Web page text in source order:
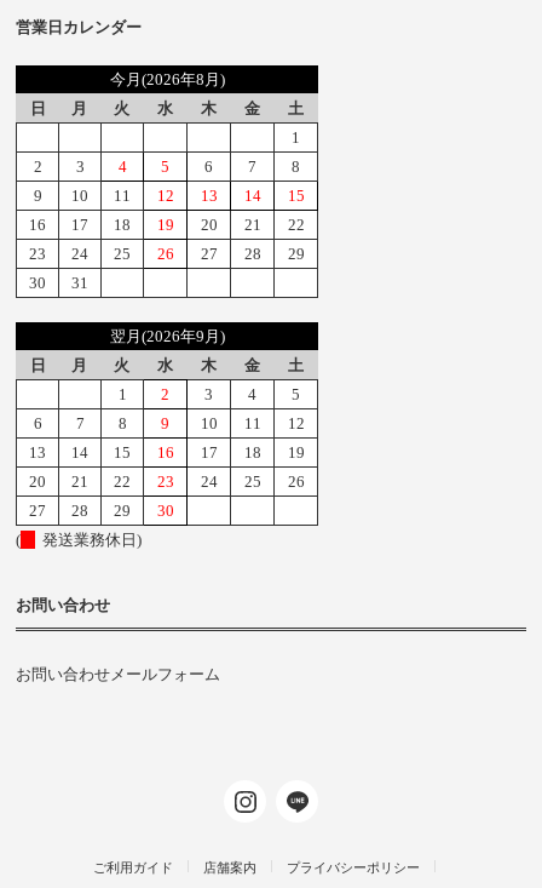
営業日カレンダー
今月(2026年8月)
日
月 火 水 木 金
土
1
2
3 4 5 6 7
8
9
10 11 12 13 14
15
16
17 18 19 20 21
22
23
24 25 26 27 28
29
30
31
翌月(2026年9月)
日
月 火 水 木 金
土
1
2 3 4
5
6
7 8 9 10 11
12
13
14 15 16 17 18
19
20
21 22 23 24 25
26
27
28 29
30
(
発送業務休日)
お問い合わせ
お問い合わせメールフォーム
ご利用ガイド 店舗案内 プライバシーポリシー